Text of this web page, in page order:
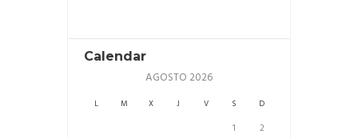
Calendar
AGOSTO 2026
L M X J V S D
1
2